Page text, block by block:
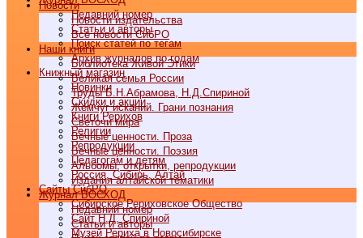
Недавний номер
Статьи и авторы
Поиск статей по тегам
Архив журналов по годам
Книжный магазин
Новинки
Скидки и акции
Книги Рерихов
Религии
Репродукции
Педагогам и детям
Россия, Сибирь, Алтай
Cайты СибРО
Сибирское Рериховское Общество
Сайт Н.Д. Спириной
Музей Рериха в Новосибирске
Новости
Новости издательства
Все новости СибРО
Наши книги
Библиотека Живой Этики
Великая семья России
Труды Б.Н.Абрамова, Н.Д.Спириной
Жемчуг исканий. Грани познания
Светочи мира
Вечные ценности. Проза
Вечные ценности. Поэзия
Альбомы, открытки, репродукции
Издания алтайской тематики
Журнал ВОСХОД
Недавний номер
Статьи и авторы